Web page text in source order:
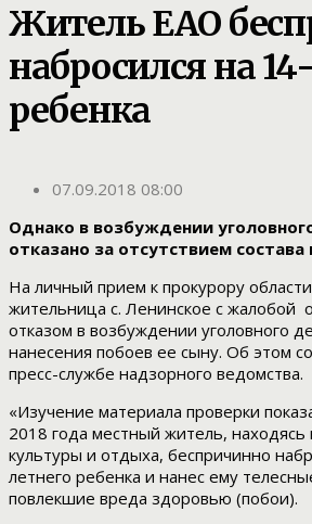
Житель ЕАО
набросился на
ребенка
07.09.2018 08:00
Однако в возбуждении
отказано за отсутствием состава
На личный прием к прокурору
жительница с. Ленинское с жалобой
отказом в возбуждении уголовного
нанесения побоев ее сыну. Об этом
пресс-службе надзорного ведомства.
«Изучение материала проверки
2018 года местный житель, находясь
культуры и отдыха, беспричинно
летнего ребенка и нанес ему
повлекшие вреда здоровью (побои).